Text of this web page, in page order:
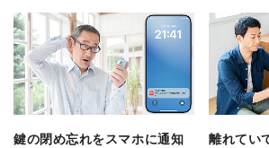
鍵の閉め忘れをスマホに通知
離れてい